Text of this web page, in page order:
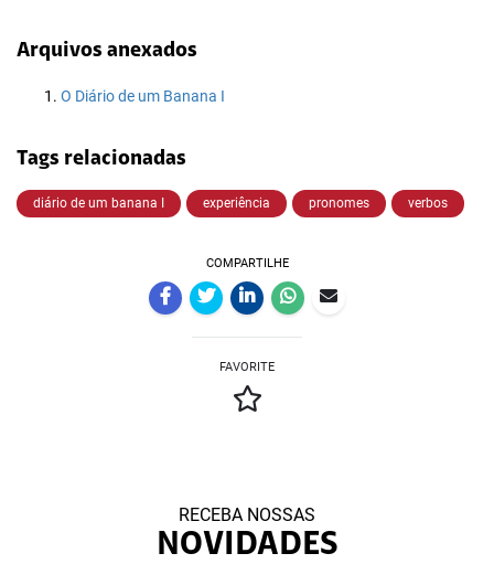
Arquivos anexados
O Diário de um Banana I
Tags relacionadas
diário de um banana I experiência pronomes verbos
COMPARTILHE
FAVORITE
RECEBA NOSSAS
NOVIDADES